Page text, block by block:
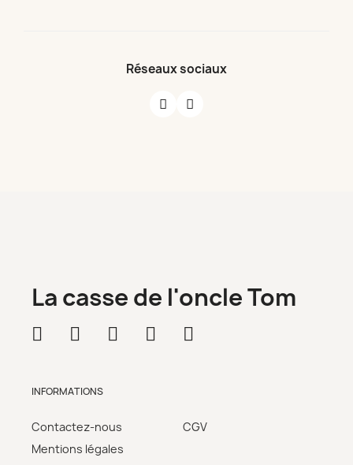
Réseaux sociaux
La casse de l'oncle Tom
INFORMATIONS
Contactez-nous
Mentions légales
CGV